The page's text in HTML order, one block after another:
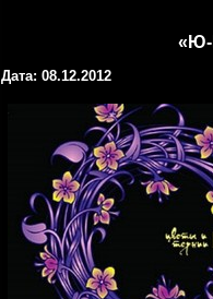
«Ю-
Дата: 08.12.2012